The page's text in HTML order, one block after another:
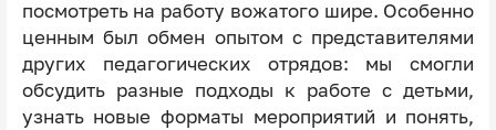
посмотреть на работу вожатого шире. Особенно
ценным был обмен опытом с представителями
других педагогических отрядов: мы смогли
обсудить разные подходы к работе с детьми,
узнать новые форматы мероприятий и понять,